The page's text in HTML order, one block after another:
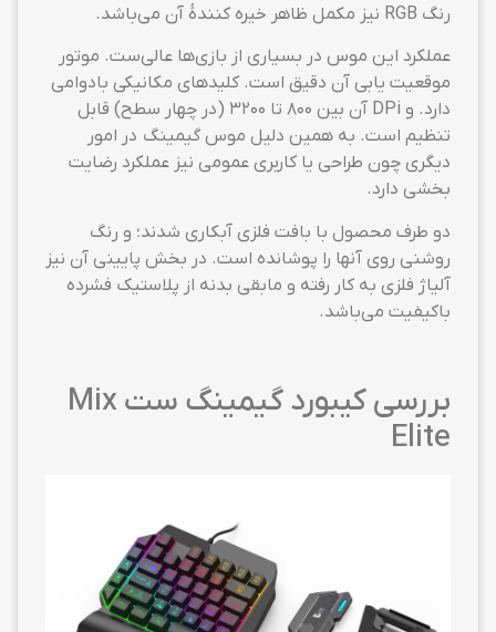
رنگ RGB نیز مکمل ظاهر خیره کنندهٔ آن می‌باشد.
عملکرد این موس در بسیاری از بازی‌ها عالی‌ست. موتور
موقعیت یابی آن دقیق است. کلیدهای مکانیکی بادوامی
دارد. و DPi آن بین ۸۰۰ تا ۳۲۰۰ (در چهار سطح) قابل
تنظیم است. به همین دلیل موس گیمینگ در امور
دیگری چون طراحی یا کاربری عمومی نیز عملکرد رضایت
بخشی دارد.
دو طرف محصول با بافت فلزی آبکاری شدند؛ و رنگ
روشنی روی آنها را پوشانده است. در بخش پایینی آن نیز
آلیاژ فلزی به کار رفته و مابقی بدنه از پلاستیک فشرده
باکیفیت می‌باشد.
بررسی کیبورد گیمینگ ست Mix
Elite